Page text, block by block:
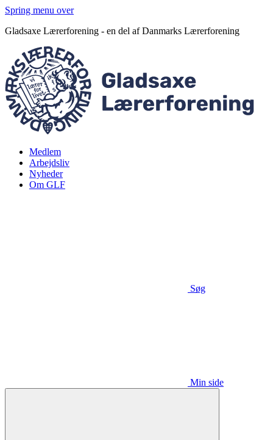
Spring menu over
Gladsaxe Lærerforening - en del af Danmarks Lærerforening
Medlem
Arbejdsliv
Nyheder
Om GLF
Søg
Min side